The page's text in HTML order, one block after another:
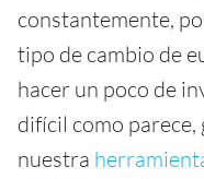
constantemente,
tipo de cambio de
hacer un poco de
difícil como
nuestra